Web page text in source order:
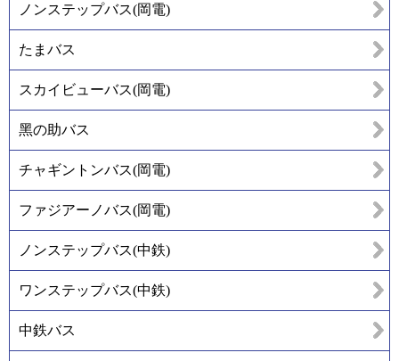
ノンステップバス(岡電)
たまバス
スカイビューバス(岡電)
黑の助バス
チャギントンバス(岡電)
ファジアーノバス(岡電)
ノンステップバス(中鉄)
ワンステップバス(中鉄)
中鉄バス